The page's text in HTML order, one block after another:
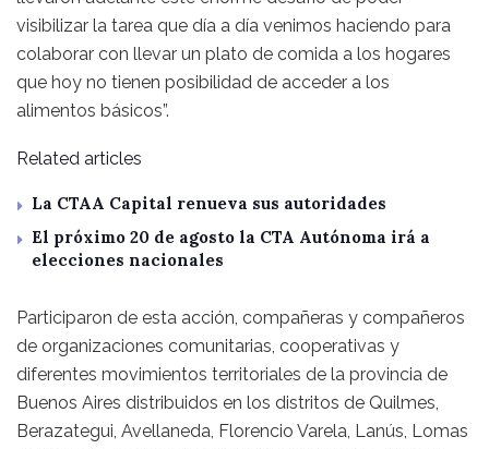
visibilizar la tarea que día a día venimos haciendo para
colaborar con llevar un plato de comida a los hogares
que hoy no tienen posibilidad de acceder a los
alimentos básicos”.
Related articles
La CTAA Capital renueva sus autoridades
El próximo 20 de agosto la CTA Autónoma irá a
elecciones nacionales
Participaron de esta acción, compañeras y compañeros
de organizaciones comunitarias, cooperativas y
diferentes movimientos territoriales de la provincia de
Buenos Aires distribuidos en los distritos de Quilmes,
Berazategui, Avellaneda, Florencio Varela, Lanús, Lomas